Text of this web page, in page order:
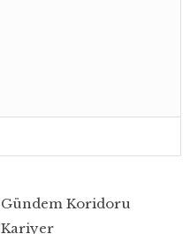
Gündem Koridoru
Kariyer